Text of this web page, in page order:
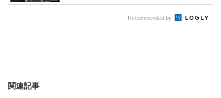
Recommended by
関連記事